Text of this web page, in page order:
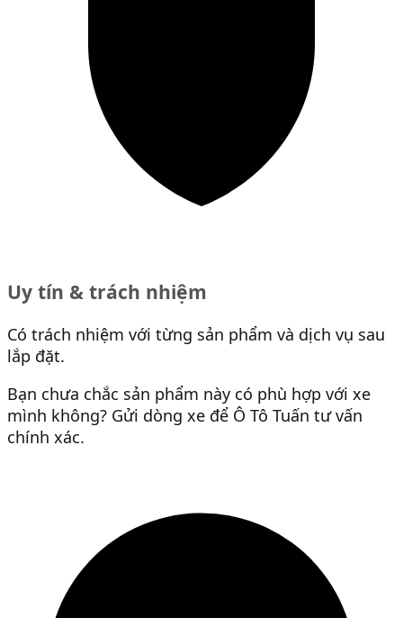
Uy tín & trách nhiệm
Có trách nhiệm với từng sản phẩm và dịch vụ sau
lắp đặt.
Bạn chưa chắc sản phẩm này có phù hợp với xe
mình không? Gửi dòng xe để Ô Tô Tuấn tư vấn
chính xác.